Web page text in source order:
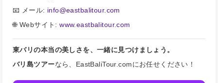
📧 メール: info@eastbalitour.com
🌐 Webサイト:www.eastbalitour.com
東バリの本当の美しさを、一緒に見つけましょう。
バリ島ツアーなら、EastBaliTour.comにお任せください！